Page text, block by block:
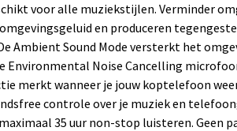
voor alle muziekstijlen. Verminder
en produceren
Ambient Sound Mode versterkt het
Environmental Noise Cancelling
merkt wanneer je jouw koptelefoon
controle over je muziek en
35 uur non-stop luisteren. Geen